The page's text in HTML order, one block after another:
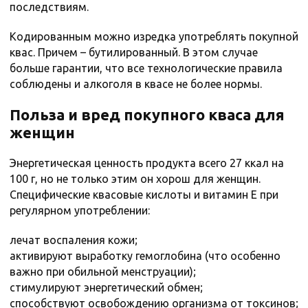
последствиям.
Кодированным можно изредка употреблять покупной
квас. Причем – бутилированный. В этом случае
больше гарантии, что все технологические правила
соблюдены и алкоголя в квасе не более нормы.
Польза и вред покупного кваса для
женщин
Энергетическая ценность продукта всего 27 ккал на
100 г, но не только этим он хорош для женщин.
Специфические квасовые кислоты и витамин Е при
регулярном употреблении:
лечат воспаления кожи;
активируют выработку гемоглобина (что особенно
важно при обильной менструации);
стимулируют энергетический обмен;
способствуют освобождению организма от токсинов;